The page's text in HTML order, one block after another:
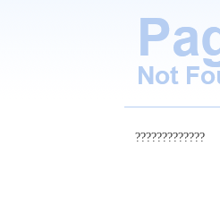
?????????????